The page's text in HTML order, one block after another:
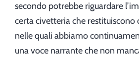
secondo potrebbe riguardare
certa civetteria che restituiscono
nelle quali abbiamo
una voce narrante che non